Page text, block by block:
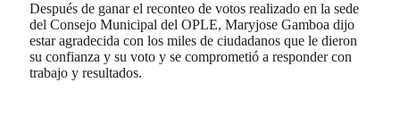
Después de ganar el reconteo de votos realizado en la sede
del Consejo Municipal del OPLE, Maryjose Gamboa dijo
estar agradecida con los miles de ciudadanos que le dieron
su confianza y su voto y se comprometió a responder con
trabajo y resultados.